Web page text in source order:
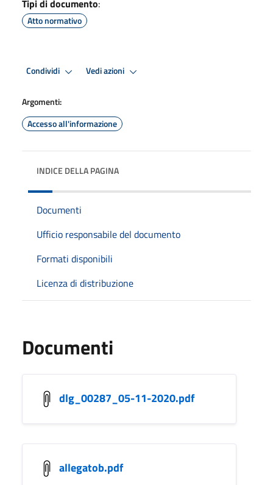
Tipi di documento:
Atto normativo
Condividi Vedi azioni
Argomenti:
Accesso all'informazione
INDICE DELLA PAGINA
Documenti
Ufficio responsabile del documento
Formati disponibili
Licenza di distribuzione
Documenti
dlg_00287_05-11-2020.pdf
allegatob.pdf